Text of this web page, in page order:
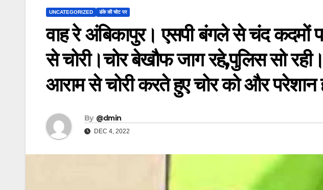
UNCATEGORIZED डंके की चोट पर
वाह रे अंबिकापुर। एसपी बंगले से चंद कदमों
से चोरी।चोर बेखौफ जाग रहे,पुलिस सो
आराम से चोरी करते हुए चोर को और
By @dmin
DEC 4, 2022